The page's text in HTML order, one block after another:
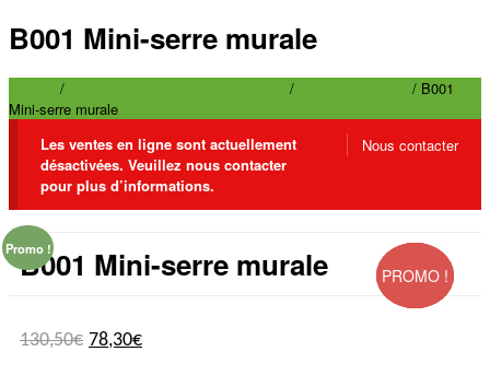
B001 Mini-serre murale
/ /
/ B001
Mini-serre murale
Nous contacter
Les ventes en ligne sont actuellement
désactivées. Veuillez nous contacter
pour plus d’informations.
Promo !
B001 Mini-serre murale
130,50€ 78,30€
PROMO !
PROMO !
PROMO !